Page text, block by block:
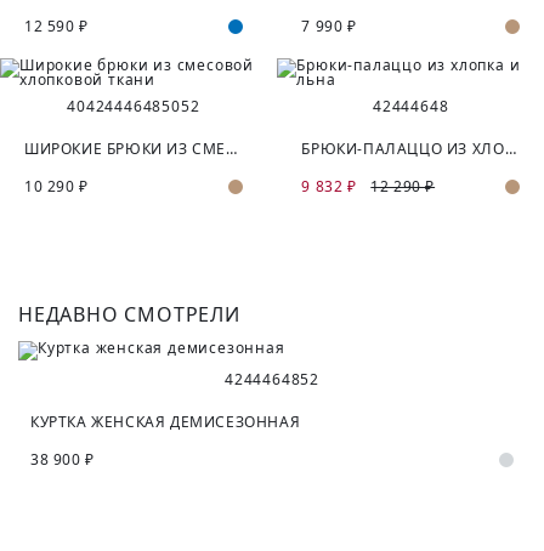
12 590 ₽
7 990 ₽
40424446485052
ШИРОКИЕ БРЮКИ ИЗ СМЕСОВОЙ ХЛОПКОВОЙ ТКАНИ
10 290 ₽
42444648
БРЮКИ-ПАЛАЦЦО ИЗ ХЛОПКА И ЛЬНА
9 832 ₽
12 290 ₽
НЕДАВНО СМОТРЕЛИ
4244464852
КУРТКА ЖЕНСКАЯ ДЕМИСЕЗОННАЯ
38 900 ₽